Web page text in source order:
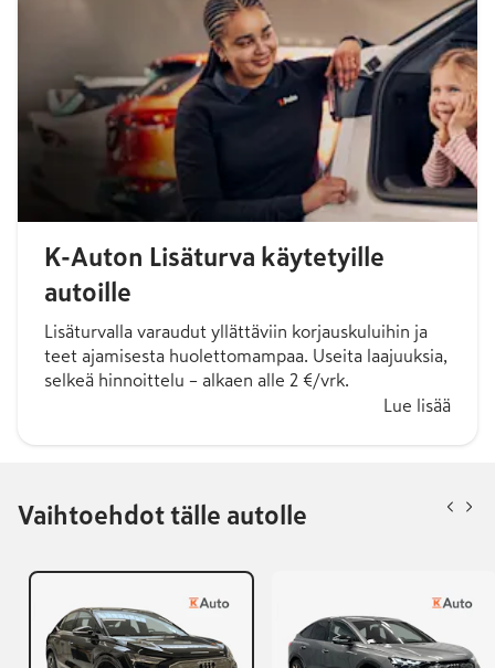
K-Auton Lisäturva käytetyille
autoille
Lisäturvalla varaudut yllättäviin korjauskuluihin ja
teet ajamisesta huolettomampaa. Useita laajuuksia,
selkeä hinnoittelu – alkaen alle 2 €/vrk.
Lue lisää
Vaihtoehdot tälle autolle